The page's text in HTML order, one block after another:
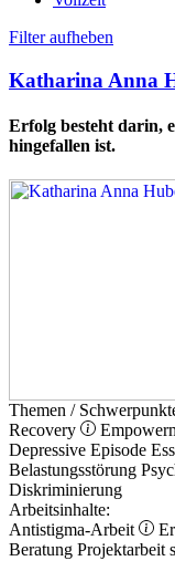
Filter aufheben
Katharina Anna
Erfolg besteht darin,
hingefallen ist.
Themen /
Recovery
Depressive Episode
Belastungsstörung
Diskriminierung
Arbeitsinhalte:
Antistigma-Arbeit
Beratung Projektarbeit